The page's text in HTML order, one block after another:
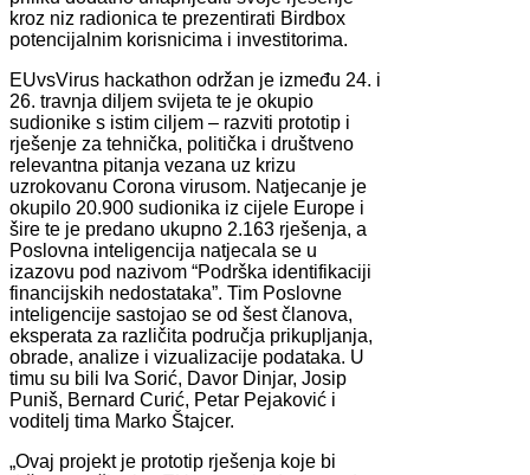
kroz niz radionica te prezentirati Birdbox
potencijalnim korisnicima i investitorima.
EUvsVirus hackathon održan je između 24. i
26. travnja diljem svijeta te je okupio
sudionike s istim ciljem – razviti prototip i
rješenje za tehnička, politička i društveno
relevantna pitanja vezana uz krizu
uzrokovanu Corona virusom. Natjecanje je
okupilo 20.900 sudionika iz cijele Europe i
šire te je predano ukupno 2.163 rješenja, a
Poslovna inteligencija natjecala se u
izazovu pod nazivom “Podrška identifikaciji
financijskih nedostataka”. Tim Poslovne
inteligencije sastojao se od šest članova,
eksperata za različita područja prikupljanja,
obrade, analize i vizualizacije podataka. U
timu su bili Iva Sorić, Davor Dinjar, Josip
Puniš, Bernard Curić, Petar Pejaković i
voditelj tima Marko Štajcer.
„Ovaj projekt je prototip rješenja koje bi